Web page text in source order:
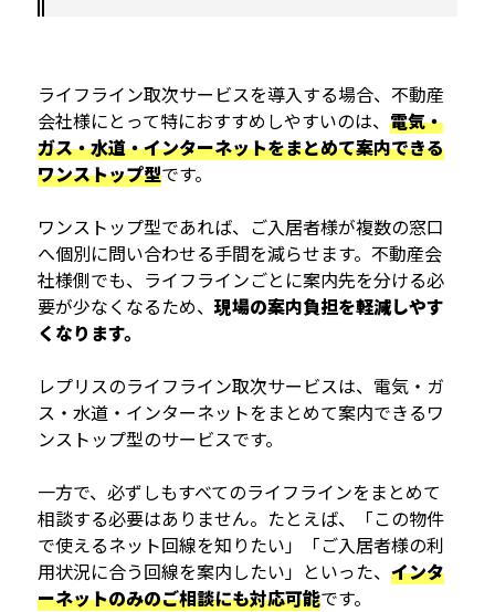
ライフライン取次サービスを導入する場合、不動産
会社様にとって特におすすめしやすいのは、 電気・
ガス・水道・インターネットをまとめて案内できる
ワンストップ型です。
ワンストップ型であれば、ご入居者様が複数の窓口
へ個別に問い合わせる手間を減らせます。不動産会
社様側でも、ライフラインごとに案内先を分ける必
要が少なくなるため、現場の案内負担を軽減しやす
くなります。
レプリスのライフライン取次サービスは、電気・ガ
ス・水道・インターネットをまとめて案内できるワ
ンストップ型のサービスです。
一方で、必ずしもすべてのライフラインをまとめて
相談する必要はありません。たとえば、「この物件
で使えるネット回線を知りたい」「ご入居者様の利
用状況に合う回線を案内したい」といった、 インタ
ーネットのみのご相談にも対応可能です。